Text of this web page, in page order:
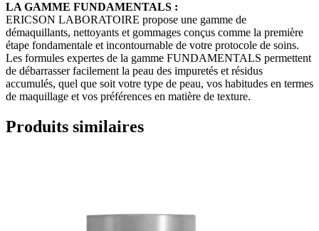
LA GAMME FUNDAMENTALS :
ERICSON LABORATOIRE propose une gamme de
démaquillants, nettoyants et gommages conçus comme la première
étape fondamentale et incontournable de votre protocole de soins.
Les formules expertes de la gamme FUNDAMENTALS permettent
de débarrasser facilement la peau des impuretés et résidus
accumulés, quel que soit votre type de peau, vos habitudes en termes
de maquillage et vos préférences en matière de texture.
Produits similaires